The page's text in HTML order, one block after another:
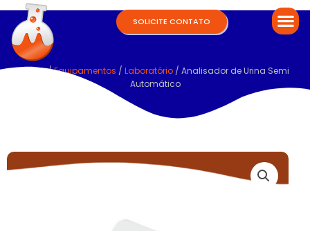
SOLICITE CONTATO
Home/Equipamentos / Laboratório / Analisador de Urina Semi
Automático